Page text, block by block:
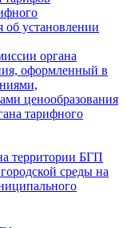
об установлении
органа
оформленный в
ценообразования
тарифного
территории БГП
среды на